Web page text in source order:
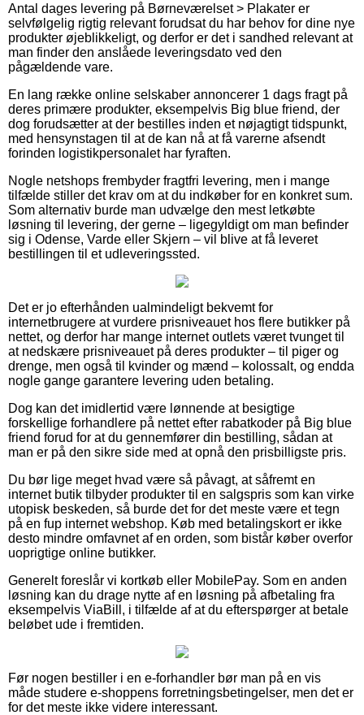
Antal dages levering på Børneværelset > Plakater er
selvfølgelig rigtig relevant forudsat du har behov for dine nye
produkter øjeblikkeligt, og derfor er det i sandhed relevant at
man finder den anslåede leveringsdato ved den
pågældende vare.
En lang række online selskaber annoncerer 1 dags fragt på
deres primære produkter, eksempelvis Big blue friend, der
dog forudsætter at der bestilles inden et nøjagtigt tidspunkt,
med hensynstagen til at de kan nå at få varerne afsendt
forinden logistikpersonalet har fyraften.
Nogle netshops frembyder fragtfri levering, men i mange
tilfælde stiller det krav om at du indkøber for en konkret sum.
Som alternativ burde man udvælge den mest letkøbte
løsning til levering, der gerne – ligegyldigt om man befinder
sig i Odense, Varde eller Skjern – vil blive at få leveret
bestillingen til et udleveringssted.
Det er jo efterhånden ualmindeligt bekvemt for
internetbrugere at vurdere prisniveauet hos flere butikker på
nettet, og derfor har mange internet outlets været tvunget til
at nedskære prisniveauet på deres produkter – til piger og
drenge, men også til kvinder og mænd – kolossalt, og endda
nogle gange garantere levering uden betaling.
Dog kan det imidlertid være lønnende at besigtige
forskellige forhandlere på nettet efter rabatkoder på Big blue
friend forud for at du gennemfører din bestilling, sådan at
man er på den sikre side med at opnå den prisbilligste pris.
Du bør lige meget hvad være så påvagt, at såfremt en
internet butik tilbyder produkter til en salgspris som kan virke
utopisk beskeden, så burde det for det meste være et tegn
på en fup internet webshop. Køb med betalingskort er ikke
desto mindre omfavnet af en orden, som bistår køber overfor
uoprigtige online butikker.
Generelt foreslår vi kortkøb eller MobilePay. Som en anden
løsning kan du drage nytte af en løsning på afbetaling fra
eksempelvis ViaBill, i tilfælde af at du efterspørger at betale
beløbet ude i fremtiden.
Før nogen bestiller i en e-forhandler bør man på en vis
måde studere e-shoppens forretningsbetingelser, men det er
for det meste ikke videre interessant.